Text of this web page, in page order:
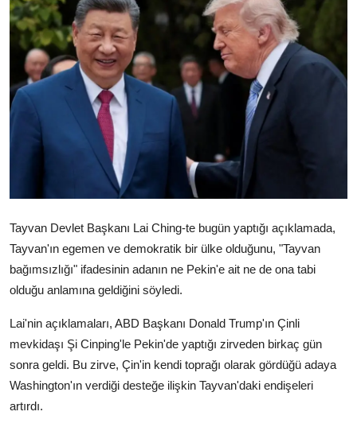
Yazarlar
Arşiv
İletişim
Türkçe Kurdi
Tayvan Devlet Başkanı Lai Ching-te bugün yaptığı açıklamada,
Tayvan'ın egemen ve demokratik bir ülke olduğunu, "Tayvan
bağımsızlığı" ifadesinin adanın ne Pekin'e ait ne de ona tabi
olduğu anlamına geldiğini söyledi.
Lai'nin açıklamaları, ABD Başkanı Donald Trump'ın Çinli
mevkidaşı Şi Cinping'le Pekin'de yaptığı zirveden birkaç gün
sonra geldi. Bu zirve, Çin'in kendi toprağı olarak gördüğü adaya
Washington'ın verdiği desteğe ilişkin Tayvan'daki endişeleri
artırdı.